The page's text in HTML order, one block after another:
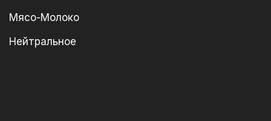
Мясо-Молоко
Нейтральное